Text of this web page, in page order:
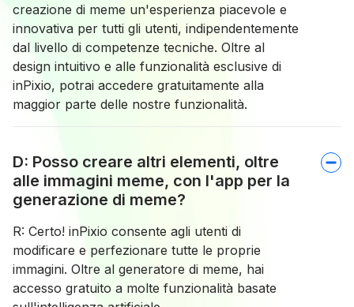
creazione di meme un'esperienza piacevole e
innovativa per tutti gli utenti, indipendentemente
dal livello di competenze tecniche. Oltre al
design intuitivo e alle funzionalità esclusive di
inPixio, potrai accedere gratuitamente alla
maggior parte delle nostre funzionalità.
D: Posso creare altri elementi, oltre
alle immagini meme, con l'app per la
generazione di meme?
R: Certo! inPixio consente agli utenti di
modificare e perfezionare tutte le proprie
immagini. Oltre al generatore di meme, hai
accesso gratuito a molte funzionalità basate